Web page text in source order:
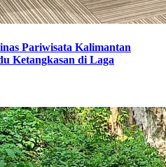
Pariwisata Kalimantan
Ketangkasan di Laga